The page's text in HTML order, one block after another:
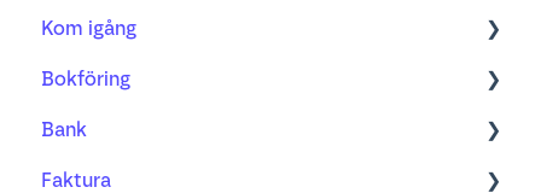
Kom igång
Bokföring
Fakturering
Bank
Bokföring
Kom igång med ny bilagshantering
Verifikationshantering
Bank
Bank
Faktura